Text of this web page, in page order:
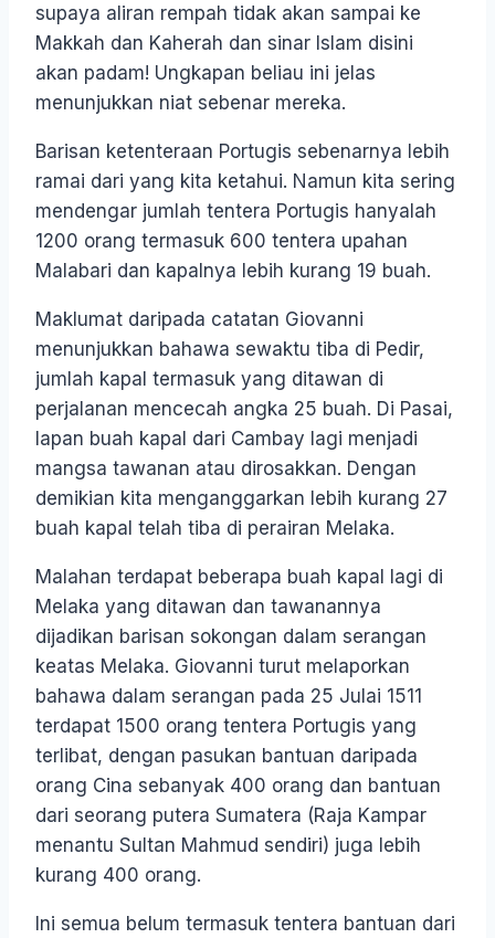
supaya aliran rempah tidak akan sampai ke
Makkah dan Kaherah dan sinar Islam disini
akan padam! Ungkapan beliau ini jelas
menunjukkan niat sebenar mereka.
Barisan ketenteraan Portugis sebenarnya lebih
ramai dari yang kita ketahui. Namun kita sering
mendengar jumlah tentera Portugis hanyalah
1200 orang termasuk 600 tentera upahan
Malabari dan kapalnya lebih kurang 19 buah.
Maklumat daripada catatan Giovanni
menunjukkan bahawa sewaktu tiba di Pedir,
jumlah kapal termasuk yang ditawan di
perjalanan mencecah angka 25 buah. Di Pasai,
lapan buah kapal dari Cambay lagi menjadi
mangsa tawanan atau dirosakkan. Dengan
demikian kita menganggarkan lebih kurang 27
buah kapal telah tiba di perairan Melaka.
Malahan terdapat beberapa buah kapal lagi di
Melaka yang ditawan dan tawanannya
dijadikan barisan sokongan dalam serangan
keatas Melaka. Giovanni turut melaporkan
bahawa dalam serangan pada 25 Julai 1511
terdapat 1500 orang tentera Portugis yang
terlibat, dengan pasukan bantuan daripada
orang Cina sebanyak 400 orang dan bantuan
dari seorang putera Sumatera (Raja Kampar
menantu Sultan Mahmud sendiri) juga lebih
kurang 400 orang.
Ini semua belum termasuk tentera bantuan dari